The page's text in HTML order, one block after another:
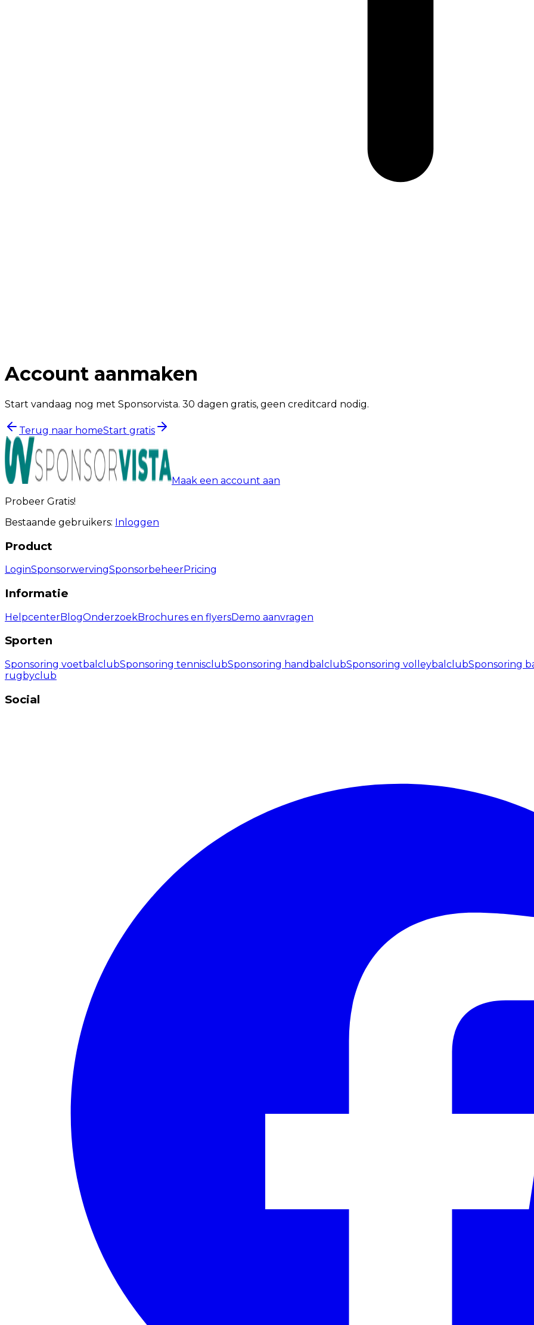
Account aanmaken
Start vandaag nog met Sponsorvista. 30 dagen gratis, geen creditcard nodig.
Terug naar homeStart gratis
Maak een account aan
Probeer Gratis!
Bestaande gebruikers: Inloggen
Product
LoginSponsorwervingSponsorbeheerPricing
Informatie
HelpcenterBlogOnderzoekBrochures en flyersDemo aanvragen
Sporten
Sponsoring voetbalclubSponsoring tennisclubSponsoring handbalclubSponsoring volleybalclubSponsoring
rugbyclub
Social